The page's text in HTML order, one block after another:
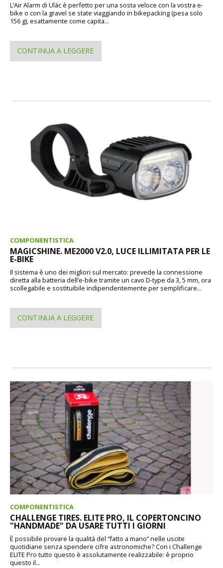
L’Air Alarm di Uläc è perfetto per una sosta veloce con la vostra e-
bike o con la gravel se state viaggiando in bikepacking (pesa solo
156 g), esattamente come capita...
CONTINUA A LEGGERE
COMPONENTISTICA
MAGICSHINE. ME2000 V2.0, LUCE ILLIMITATA PER LE
E-BIKE
Il sistema è uno dei migliori sul mercato: prevede la connessione
diretta alla batteria dell’e-bike tramite un cavo D-type da 3, 5 mm, ora
scollegabile e sostituibile indipendentemente per semplificare...
CONTINUA A LEGGERE
COMPONENTISTICA
CHALLENGE TIRES. ELITE PRO, IL COPERTONCINO
"HANDMADE" DA USARE TUTTI I GIORNI
È possibile provare la qualità del “fatto a mano” nelle uscite
quotidiane senza spendere cifre astronomiche? Con i Challenge
ELITE Pro tutto questo è assolutamente realizzabile: è proprio
questo il...